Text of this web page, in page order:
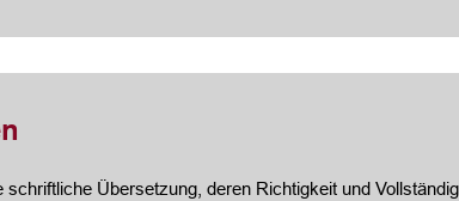
Übersetzung, deren Richtigkeit und